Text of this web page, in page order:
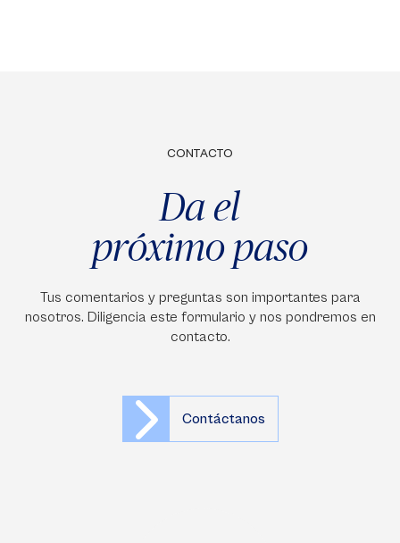
CONTACTO
Da el
próximo paso
Tus comentarios y preguntas son importantes para
nosotros. Diligencia este formulario y nos pondremos en
contacto.
Contáctanos